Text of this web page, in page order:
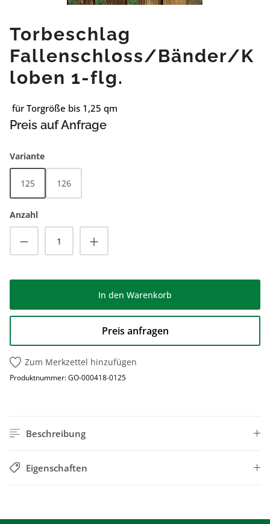
Torbeschlag
Fallenschloss/Bänder/K
loben 1-flg.
für Torgröße bis 1,25 qm
Preis auf Anfrage
Varianteauswählen
125 126
Anzahl
Produkt Anzahl: Gib den gewünschten
In den Warenkorb
Preis anfragen
Zum Merkzettel hinzufügen
Produktnummer:GO-000418-0125
Beschreibung
Eigenschaften